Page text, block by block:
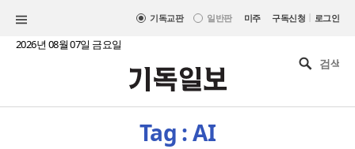
기독교판 일반판 미주 구독신청 | 로그인
2026년 08월 07일 금요일
Tag : AI